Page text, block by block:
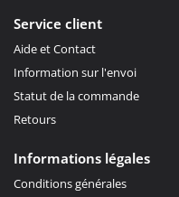
Service client
Aide et Contact
Information sur l'envoi
Statut de la commande
Retours
Informations légales
Conditions générales